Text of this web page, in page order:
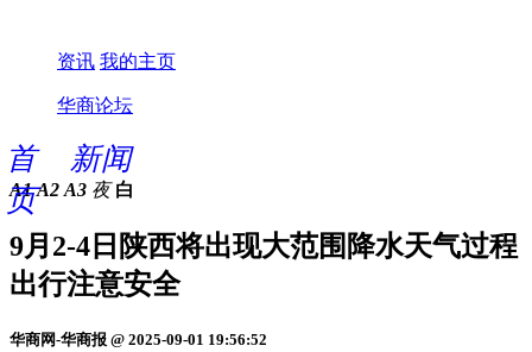
资讯 我的主页
华商论坛
首
页
新闻
A1 A2 A3 夜 白
9月2-4日陕西将出现大范围降水天气过程
出行注意安全
华商网-华商报 @ 2025-09-01 19:56:52